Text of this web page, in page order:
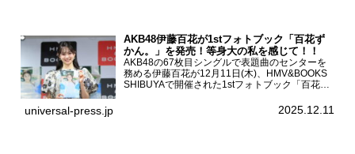
AKB48伊藤百花が1stフォトブック「百花ず
かん。」を発売！等身大の私を感じて！！
AKB48の67枚目シングルで表題曲のセンターを
務める伊藤百花が12月11日(木)、HMV&BOOKS
SHIBUYAで開催された1stフォトブック「百花ず
した。AKB48伊藤百花1stフォトブッ...
universal-press.jp 2025.12.11